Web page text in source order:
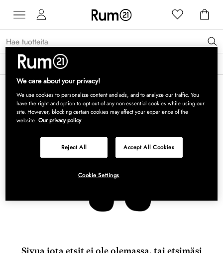
Saat 15 % alennusta Grythyttan Stålmöbler -tuotteista* →
Sivua jota etsit ei ole olemassa, tai etsimäsi
We care about your privacy!
We use cookies to personalize content and ads, and to analyze our traffic. You
have the right and option to opt out of any non-essential cookies while using our
site. However, blocking certain cookies may affect your experience of the
website. Our privacy policy
Reject All Accept All Cookies
Cookie Settings